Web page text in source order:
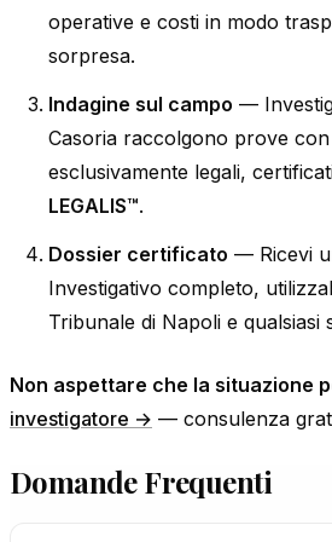
operative e costi in modo
sorpresa.
Indagine sul campo —
Casoria raccolgono prove
esclusivamente legali,
LEGALIS™.
Dossier certificato — Ricevi
Investigativo completo,
Tribunale di Napoli e qualsiasi
Non aspettare che la situazione
investigatore → — consulenza
Domande Frequenti